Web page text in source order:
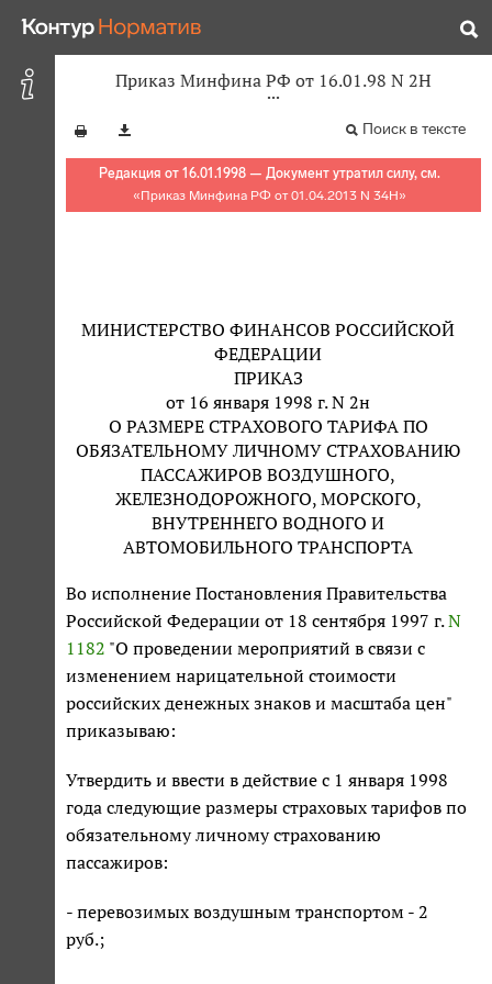
Приказ Минфина РФ от 16.01.98 N 2Н
Поиск в тексте
Редакция от 16.01.1998 — Документ утратил силу, см.
«Приказ Минфина РФ от 01.04.2013 N 34Н»
МИНИСТЕРСТВО ФИНАНСОВ РОССИЙСКОЙ
ФЕДЕРАЦИИ
ПРИКАЗ
от 16 января 1998 г. N 2н
О РАЗМЕРЕ СТРАХОВОГО ТАРИФА ПО
ОБЯЗАТЕЛЬНОМУ ЛИЧНОМУ СТРАХОВАНИЮ
ПАССАЖИРОВ ВОЗДУШНОГО,
ЖЕЛЕЗНОДОРОЖНОГО, МОРСКОГО,
ВНУТРЕННЕГО ВОДНОГО И
АВТОМОБИЛЬНОГО ТРАНСПОРТА
Во исполнение Постановления Правительства
Российской Федерации от 18 сентября 1997 г.N
1182 "О проведении мероприятий в связи с
изменением нарицательной стоимости
российских денежных знаков и масштаба цен"
приказываю:
Утвердить и ввести в действие с 1 января 1998
года следующие размеры страховых тарифов по
обязательному личному страхованию
пассажиров:
- перевозимых воздушным транспортом - 2
руб.;